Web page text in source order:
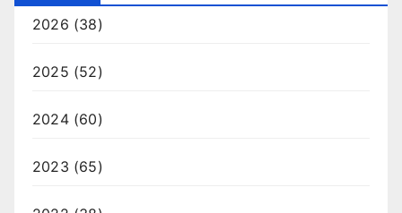
2026 (38)
2025 (52)
2024(60)
2023 (65)